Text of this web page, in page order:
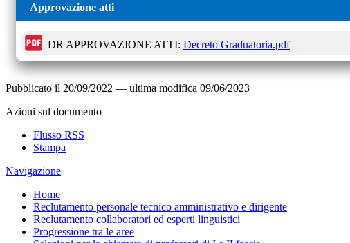
Approvazione atti
DR APPROVAZIONE ATTI: Decreto Graduatoria.pdf
Pubblicato il 20/09/2022 — ultima modifica 09/06/2023
Azioni sul documento
Flusso RSS
Stampa
Navigazione
Home
Reclutamento personale tecnico amministrativo e dirigente
Reclutamento collaboratori ed esperti linguistici
Progressione tra le aree